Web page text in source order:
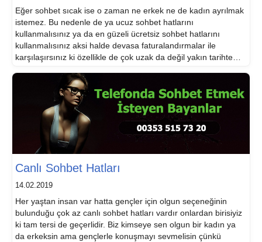
Eğer sohbet sıcak ise o zaman ne erkek ne de kadın ayrılmak
istemez. Bu nedenle de ya ucuz sohbet hatlarını
kullanmalısınız ya da en güzeli ücretsiz sohbet hatlarını
kullanmalısınız aksi halde devasa faturalandırmalar ile
karşılaşırsınız ki özellikle de çok uzak da değil yakın tarihte
başına bu durum geldi. Sizler […]
Canlı Sohbet Hatları
14.02.2019
Her yaştan insan var hatta gençler için olgun seçeneğinin
bulunduğu çok az canlı sohbet hatları vardır onlardan birisiyiz
ki tam tersi de geçerlidir. Biz kimseye sen olgun bir kadın ya
da erkeksin ama gençlerle konuşmayı sevmelisin çünkü